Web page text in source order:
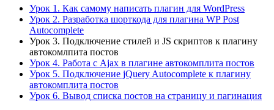
Урок 1. Как самому написать плагин для WordPress
Урок 2. Разработка шорткода для плагина WP Post
Autocomplete
Урок 3. Подключение стилей и JS скриптов к плагину
автокомлпита постов
Урок 4. Работа с Ajax в плагине автокомплита постов
Урок 5. Подключение jQuery Autocomplete к плагину
автокомплита постов
Урок 6. Вывод списка постов на страницу и пагинация